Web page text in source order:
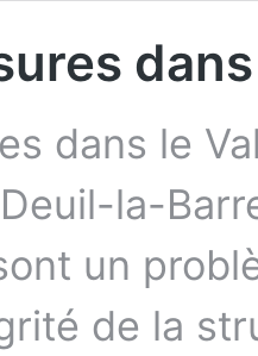
dans le
la-
un
de la